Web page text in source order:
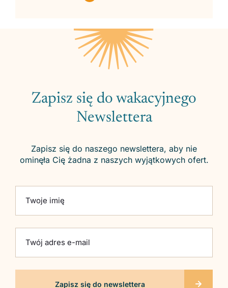
Zapisz się do wakacyjnego
Newslettera
Zapisz się do naszego newslettera, aby nie
ominęła Cię żadna z naszych wyjątkowych ofert.
Twoje imię
Twój adres e-mail